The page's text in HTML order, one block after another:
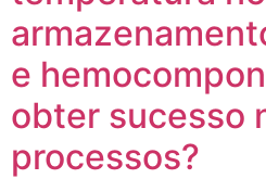
e
obter sucesso
processos?